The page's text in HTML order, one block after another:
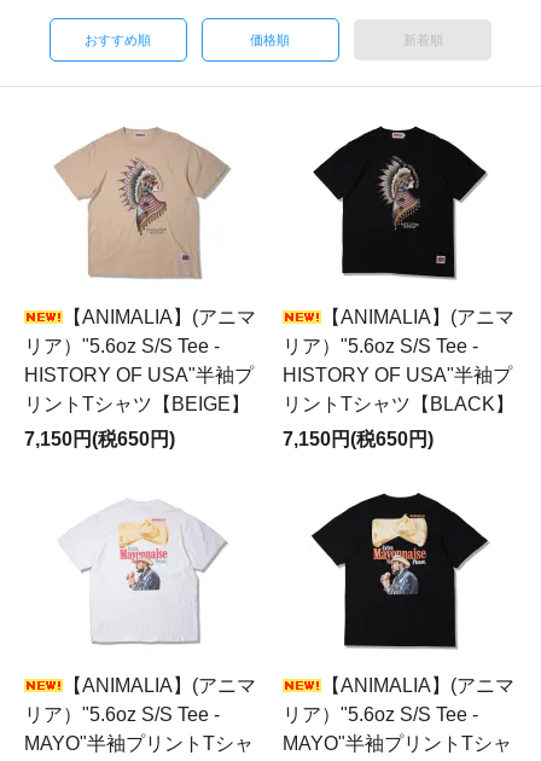
おすすめ順 価格順 新着順
【ANIMALIA】(アニマ
リア）"5.6oz S/S Tee -
HISTORY OF USA"半袖プ
リントTシャツ【BEIGE】
7,150円(税650円)
【ANIMALIA】(アニマ
リア）"5.6oz S/S Tee -
HISTORY OF USA"半袖プ
リントTシャツ【BLACK】
7,150円(税650円)
【ANIMALIA】(アニマ
リア）"5.6oz S/S Tee -
MAYO"半袖プリントTシャ
【ANIMALIA】(アニマ
リア）"5.6oz S/S Tee -
MAYO"半袖プリントTシャ